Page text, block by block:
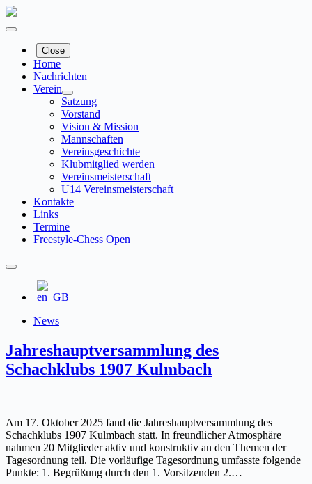
Zum
Close
Home
Nachrichten
Verein
Satzung
Vorstand
Vision & Mission
Mannschaften
Vereinsgeschichte
Klubmitglied werden
Vereinsmeisterschaft
U14 Vereinsmeisterschaft
Kontakte
Links
Termine
Freestyle-Chess Open
News
Jahreshauptversammlung des
Schachklubs 1907 Kulmbach
Am 17. Oktober 2025 fand die Jahreshauptversammlung des
Schachklubs 1907 Kulmbach statt. In freundlicher Atmosphäre
nahmen 20 Mitglieder aktiv und konstruktiv an den Themen der
Tagesordnung teil. Die vorläufige Tagesordnung umfasste folgende
Punkte: 1. Begrüßung durch den 1. Vorsitzenden 2.…